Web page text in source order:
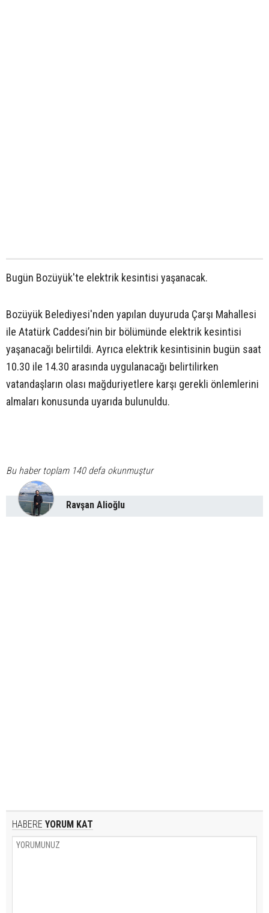
Bugün Bozüyük'te elektrik kesintisi yaşanacak.
Bozüyük Belediyesi'nden yapılan duyuruda Çarşı Mahallesi
ile Atatürk Caddesi’nin bir bölümünde elektrik kesintisi
yaşanacağı belirtildi. Ayrıca elektrik kesintisinin bugün saat
10.30 ile 14.30 arasında uygulanacağı belirtilirken
vatandaşların olası mağduriyetlere karşı gerekli önlemlerini
almaları konusunda uyarıda bulunuldu.
Bu haber toplam 140 defa okunmuştur
Ravşan Alioğlu
HABERE YORUM KAT